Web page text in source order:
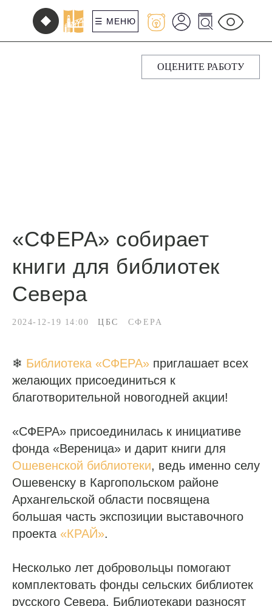
☰ МЕНЮ
ОЦЕНИТЕ РАБОТУ
«СФЕРА» собирает
книги для библиотек
Севера
2024-12-19 14:00 ЦБС СФЕРА
❄ Библиотека «СФЕРА» приглашает всех
желающих присоединиться к
благотворительной новогодней акции!
«СФЕРА» присоединилась к инициативе
фонда «Вереница» и дарит книги для
Ошевенской библиотеки, ведь именно селу
Ошевенску в Каргопольском районе
Архангельской области посвящена
большая часть экспозиции выставочного
проекта «КРАЙ».
Несколько лет добровольцы помогают
комплектовать фонды сельских библиотек
русского Севера. Библиотекари разносят